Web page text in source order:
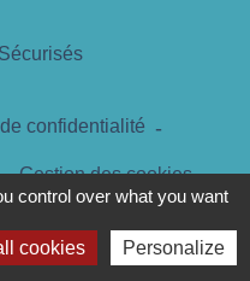
confidentialité -
- Gestion des cookies
Réseau des Communes
control over what you want
cookies Personalize